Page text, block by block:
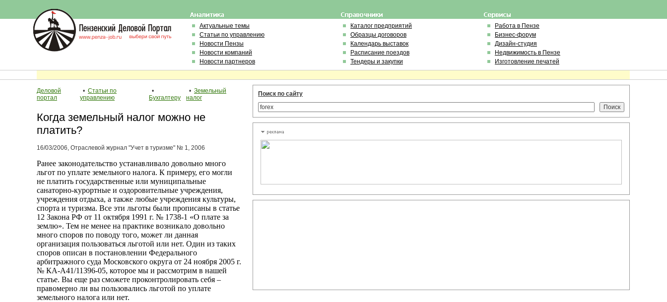
Актуальные темы
Статьи по управлению
Новости Пензы
Новости компаний
Новости партнеров
Каталог предприятий
Образцы договоров
Календарь выставок
Расписание поездов
Тендеры и закупки
Работа в Пензе
Бизнес-форум
Дизайн-студия
Недвижимость в Пензе
Изготовление печатей
Деловой
портал
• Статьи по
управлению
•
Бухгалтеру
• Земельный
налог
Когда земельный налог можно не
платить?
16/03/2006, Отраслевой журнал "Учет в туризме" № 1, 2006
Ранее законодательство устанавливало довольно много
льгот по уплате земельного налога. К примеру, его могли
не платить государственные или муниципальные
санаторно-курортные и оздоровительные учреждения,
учреждения отдыха, а также любые учреждения культуры,
спорта и туризма. Все эти льготы были прописаны в статье
12 Закона РФ от 11 октября 1991 г. № 1738-1 «О плате за
землю». Тем не менее на практике возникало довольно
много споров по поводу того, может ли данная
организация пользоваться льготой или нет. Один из таких
споров описан в постановлении Федерального
арбитражного суда Московского округа от 24 ноября 2005 г.
№ КА-А41/11396-05, которое мы и рассмотрим в нашей
статье. Вы еще раз сможете проконтролировать себя –
правомерно ли вы пользовались льготой по уплате
земельного налога или нет.
Поиск по сайту